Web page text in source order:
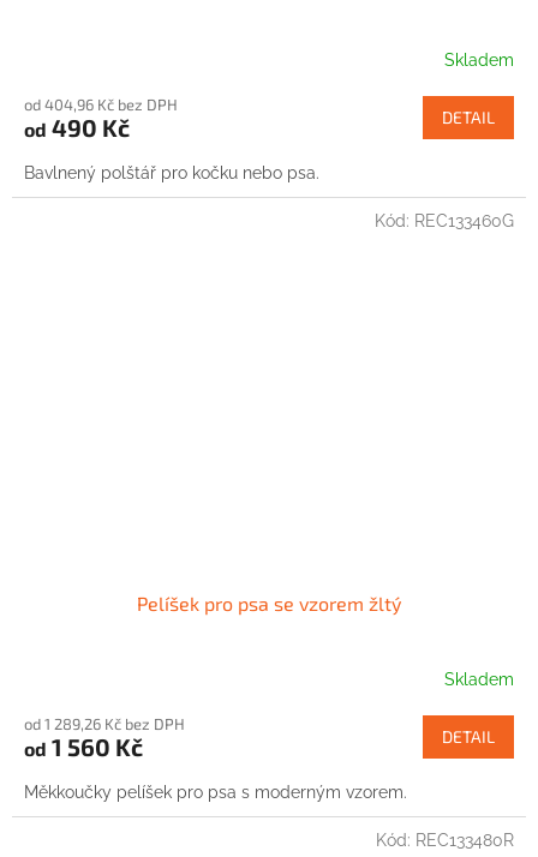
Skladem
od 404,96 Kč bez DPH
od 490 Kč DETAIL
Bavlnený polštář pro kočku nebo psa.
Pelíšek pro psa se vzorem žltý
Skladem
od 1 289,26 Kč bez DPH
od 1 560 Kč DETAIL
Měkkoučky pelíšek pro psa s moderným vzorem.
Kód: REC133460G
Kód: REC133480R